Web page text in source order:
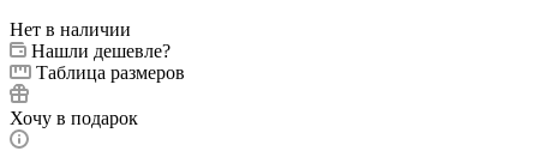
Нет в наличии
Нашли дешевле?
Таблица размеров
Хочу в подарок